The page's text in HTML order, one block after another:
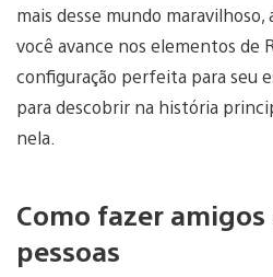
mais desse mundo
você avance nos elementos de
configuração perfeita para seu
para descobrir na história
nela.
Como fazer
pessoas